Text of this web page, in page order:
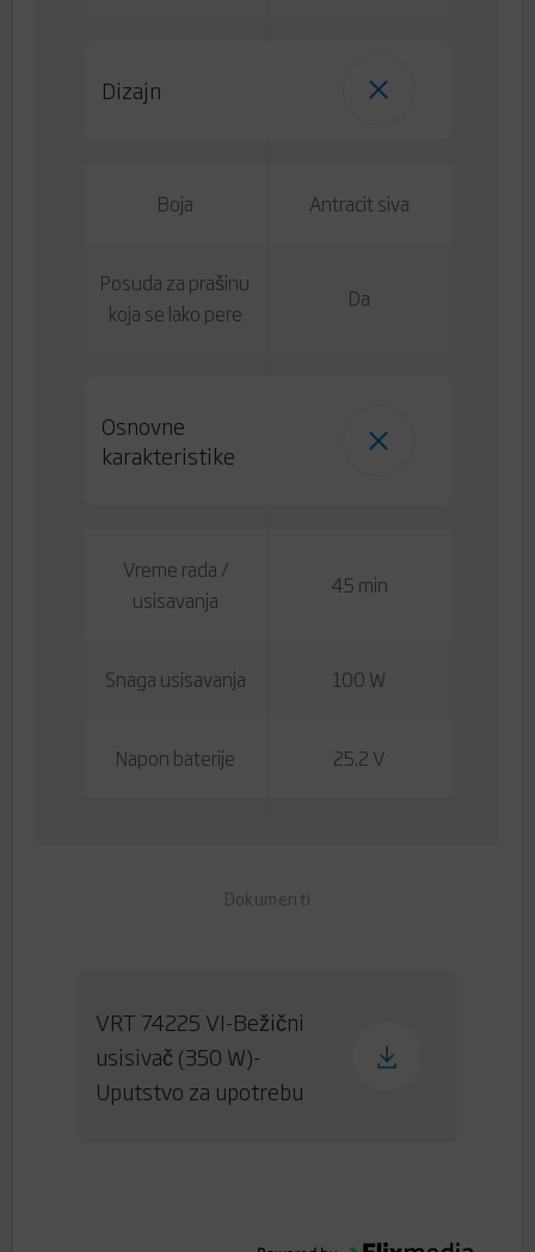
Dizajn
Boja Antracit siva
Posuda za prašinu
koja se lako pere
Da
Osnovne
karakteristike
Vreme rada /
usisavanja
45 min
Snaga usisavanja 100 W
Napon baterije 25.2 V
Dokumenti
VRT 74225 VI-Bežični
usisivač (350 W)-
Uputstvo za upotrebu